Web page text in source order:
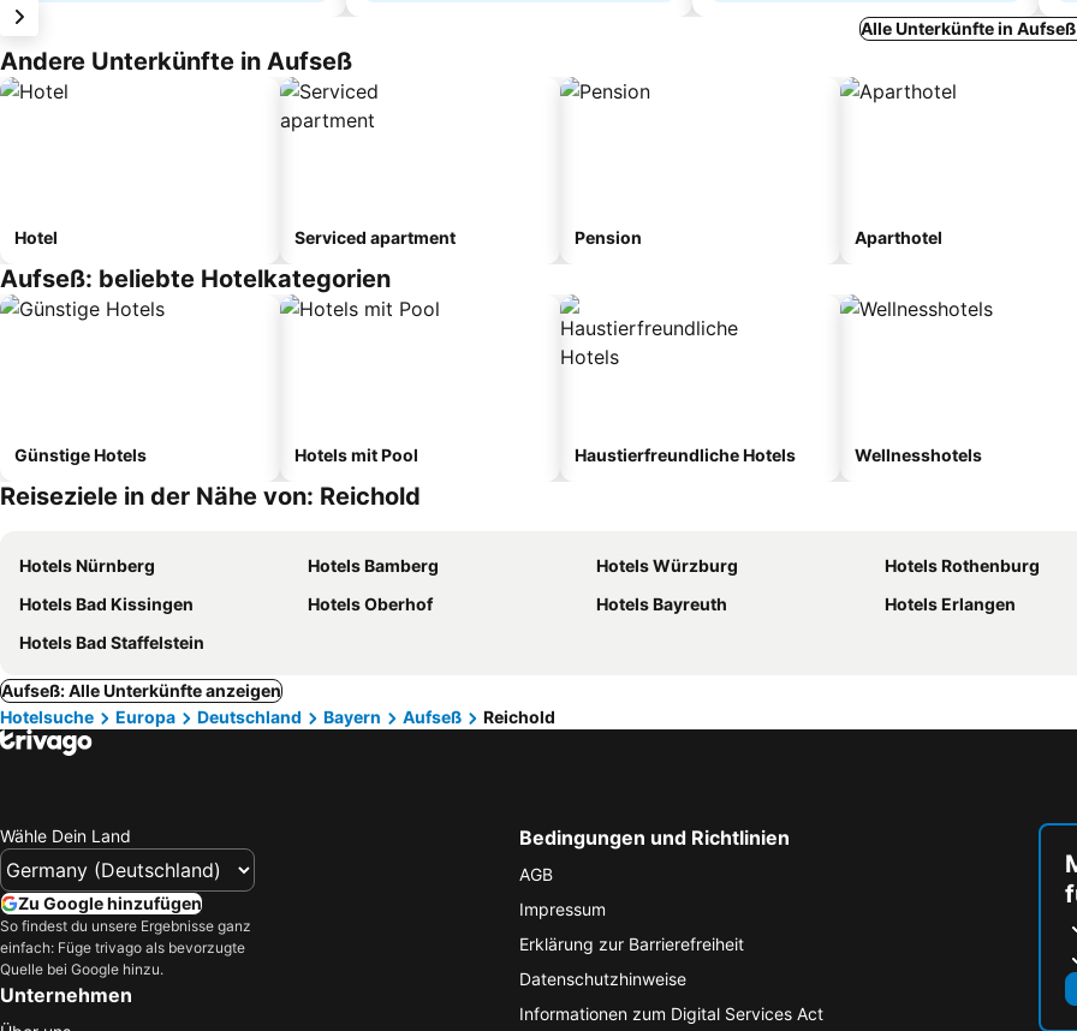
Alle Unterkünfte in
Andere Unterkünfte in Aufseß
Hotel Serviced apartment Pension Aparthotel
Aufseß: beliebte Hotelkategorien
Günstige Hotels Hotels mit Pool Haustierfreundliche Hotels Wellnesshotels
Reiseziele in der Nähe von: Reichold
Hotels Nürnberg Hotels Bamberg Hotels Würzburg
Hotels Rothenburg
Hotels Bad Kissingen
Hotels Oberhof Hotels Bayreuth
Hotels Erlangen
Hotels Bad Staffelstein
Aufseß: Alle Unterkünfte anzeigen
Hotelsuche
Europa Deutschland Bayern Aufseß Reichold
Wähle Dein Land
Zu Google hinzufügen
So findest du unsere Ergebnisse ganz
einfach: Füge trivago als bevorzugte
Quelle bei Google hinzu.
Unternehmen
Bedingungen und Richtlinien
AGB
Impressum
Erklärung zur Barrierefreiheit
Datenschutzhinweise
Informationen zum Digital Services Act